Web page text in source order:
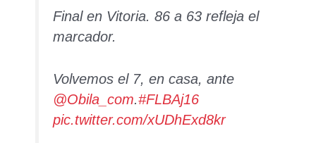
Final en Vitoria. 86 a 63 refleja el
marcador.
Volvemos el 7, en casa, ante
@Obila_com.#FLBAj16
pic.twitter.com/xUDhExd8kr